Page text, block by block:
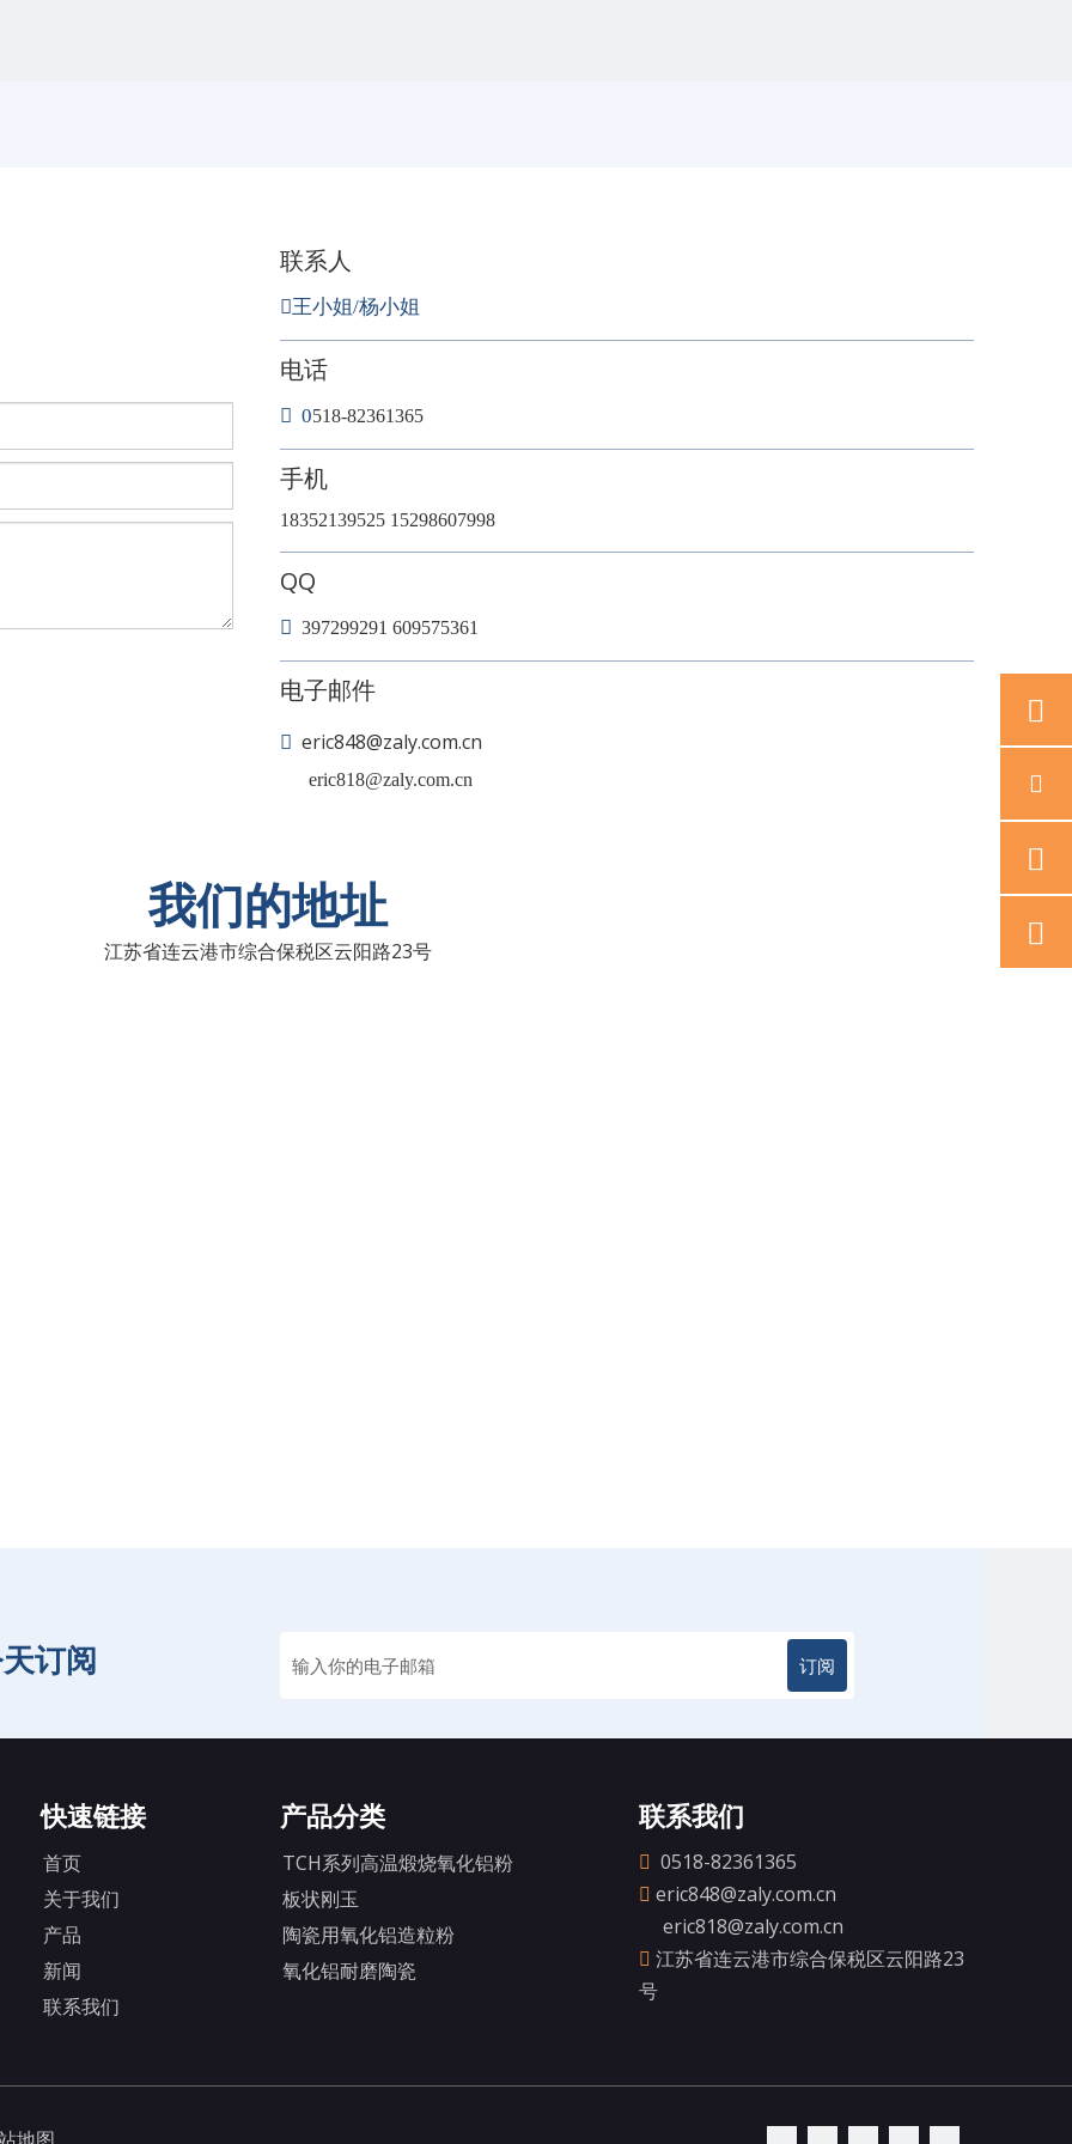
联系人
王小姐/杨小姐
电话
 0518-82361365
手机
18352139525 15298607998
QQ
 397299291 609575361
电子邮件
 eric848@zaly.com.cn
eric818@zaly.com.cn
我们的地址
江苏省连云港市综合保税区云阳路23号
订阅 订阅
快速链接
首页
关于我们
产品
新闻
联系我们
产品分类
TCH系列高温煅烧氧化铝粉
板状刚玉
陶瓷用氧化铝造粒粉
氧化铝耐磨陶瓷
联系我们
 0518-82361365
 eric848@zaly.com.cn
eric818@zaly.com.cn
 江苏省连云港市综合保税区云阳路23
号